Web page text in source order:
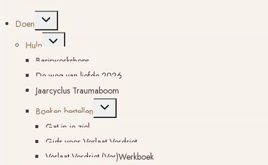
Doen
Toggle
Hulp
Toggle
submenu
Basisworkshops
De weg van liefde 2026
Jaarcyclus Traumaboom
Boeken bestellen
Toggle
Gat in je ziel
Gids voor Verlaat Verdriet
Verlaat Verdriet (Ver)Werkboek